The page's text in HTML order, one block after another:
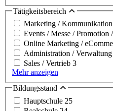
Tätigkeitsbereich
Marketing /
Events / Messe / Promotion
Online Marketing /
Administration / Verwaltung
Sales / Vertrieb 3
Mehr anzeigen
Bildungsstand
Hauptschule 25